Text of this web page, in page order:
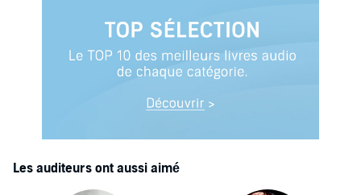
Les auditeurs ont aussi aimé